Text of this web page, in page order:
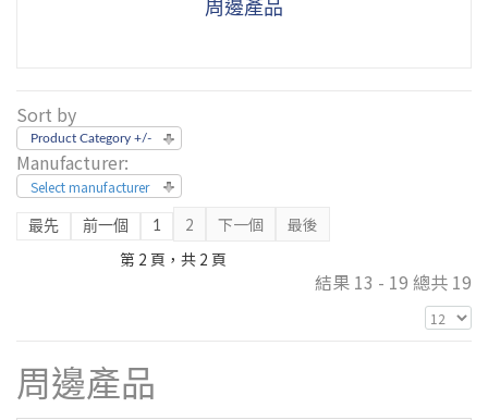
周邊產品
Sort by
Product Category +/-
Manufacturer:
Select manufacturer
最先 前一個 1 2 下一個
最後
第 2 頁，共 2 頁
結果 13 - 19 總共 19
周邊產品